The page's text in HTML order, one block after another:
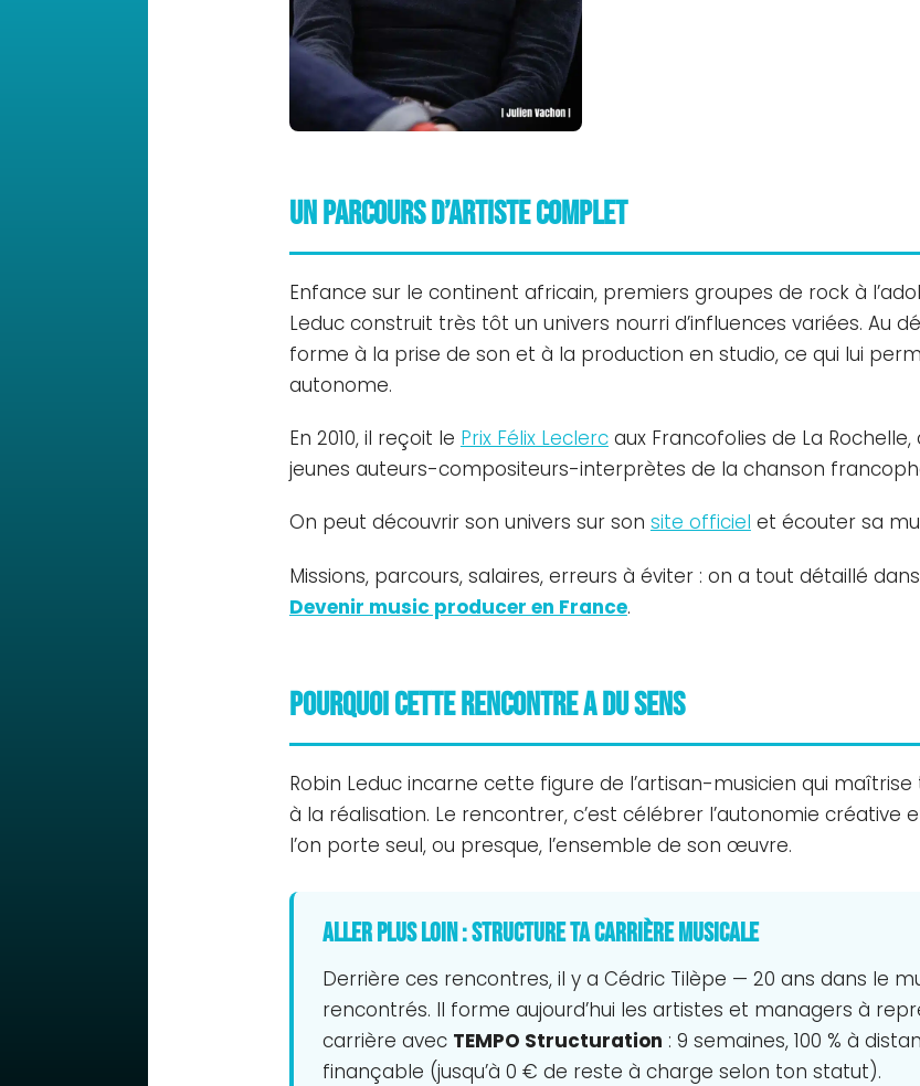
Un parcours d’artiste complet
Enfance sur le continent africain, premiers groupes de rock à
Leduc construit très tôt un univers nourri d’influences variées. Au
forme à la prise de son et à la production en studio, ce qui lui
autonome.
En 2010, il reçoit le Prix Félix Leclercaux Francofolies de La
jeunes auteurs-compositeurs-interprètes de la chanson
On peut découvrir son univers sur son site officiel et écouter sa
Missions, parcours, salaires, erreurs à éviter : on a tout détaillé
Devenir music producer en France.
Pourquoi cette rencontre a du sens
Robin Leduc incarne cette figure de l’artisan-musicien qui
à la réalisation. Le rencontrer, c’est célébrer l’autonomie créative
l’on porte seul, ou presque, l’ensemble de son œuvre.
Aller plus loin : structure ta carrière musicale
Derrière ces rencontres, il y a Cédric Tilèpe — 20 ans dans le
rencontrés. Il forme aujourd’hui les artistes et managers à
carrière avec TEMPO Structuration : 9 semaines, 100 % à
finançable (jusqu’à 0 € de reste à charge selon ton statut).